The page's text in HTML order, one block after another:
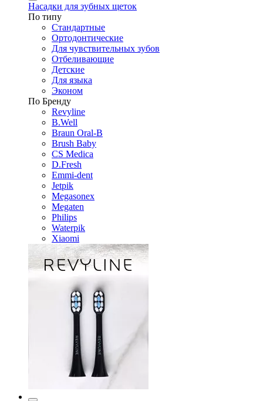
Насадки для зубных щеток
По типу
Стандартные
Ортодонтические
Для чувствительных зубов
Отбеливающие
Детские
Для языка
Эконом
По Бренду
Revyline
B.Well
Braun Oral-B
Brush Baby
CS Medica
D.Fresh
Emmi-dent
Jetpik
Megasonex
Megaten
Philips
Waterpik
Xiaomi